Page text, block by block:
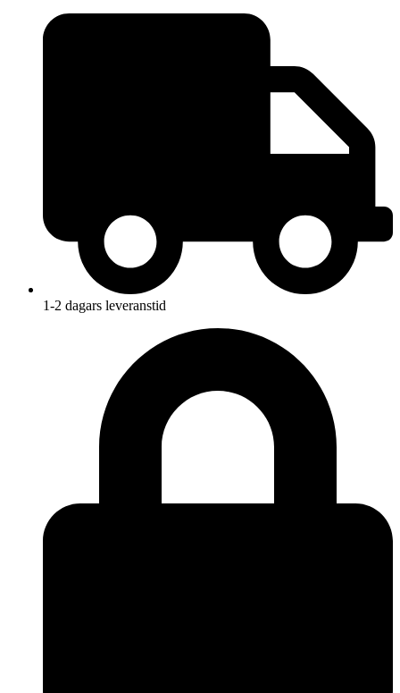
1-2 dagars leveranstid